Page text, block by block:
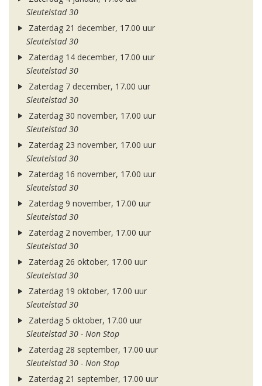
Sleutelstad 30
Zaterdag 21 december, 17.00 uur
Sleutelstad 30
Zaterdag 14 december, 17.00 uur
Sleutelstad 30
Zaterdag 7 december, 17.00 uur
Sleutelstad 30
Zaterdag 30 november, 17.00 uur
Sleutelstad 30
Zaterdag 23 november, 17.00 uur
Sleutelstad 30
Zaterdag 16 november, 17.00 uur
Sleutelstad 30
Zaterdag 9 november, 17.00 uur
Sleutelstad 30
Zaterdag 2 november, 17.00 uur
Sleutelstad 30
Zaterdag 26 oktober, 17.00 uur
Sleutelstad 30
Zaterdag 19 oktober, 17.00 uur
Sleutelstad 30
Zaterdag 5 oktober, 17.00 uur
Sleutelstad 30 - Non Stop
Zaterdag 28 september, 17.00 uur
Sleutelstad 30 - Non Stop
Zaterdag 21 september, 17.00 uur